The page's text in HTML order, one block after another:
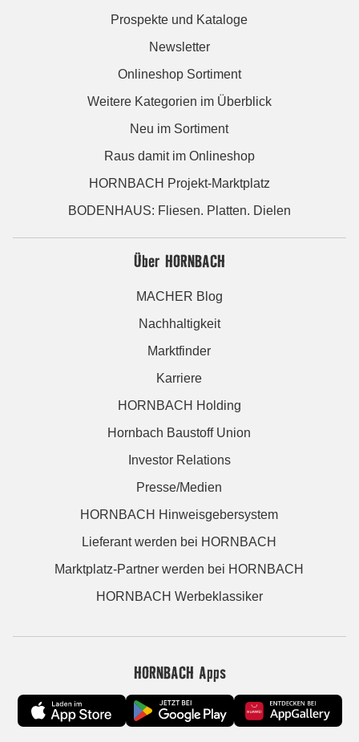
Prospekte und Kataloge
Newsletter
Onlineshop Sortiment
Weitere Kategorien im Überblick
Neu im Sortiment
Raus damit im Onlineshop
HORNBACH Projekt-Marktplatz
BODENHAUS: Fliesen. Platten. Dielen
Über HORNBACH
MACHER Blog
Nachhaltigkeit
Marktfinder
Karriere
HORNBACH Holding
Hornbach Baustoff Union
Investor Relations
Presse/Medien
HORNBACH Hinweisgebersystem
Lieferant werden bei HORNBACH
Marktplatz-Partner werden bei HORNBACH
HORNBACH Werbeklassiker
HORNBACH Apps